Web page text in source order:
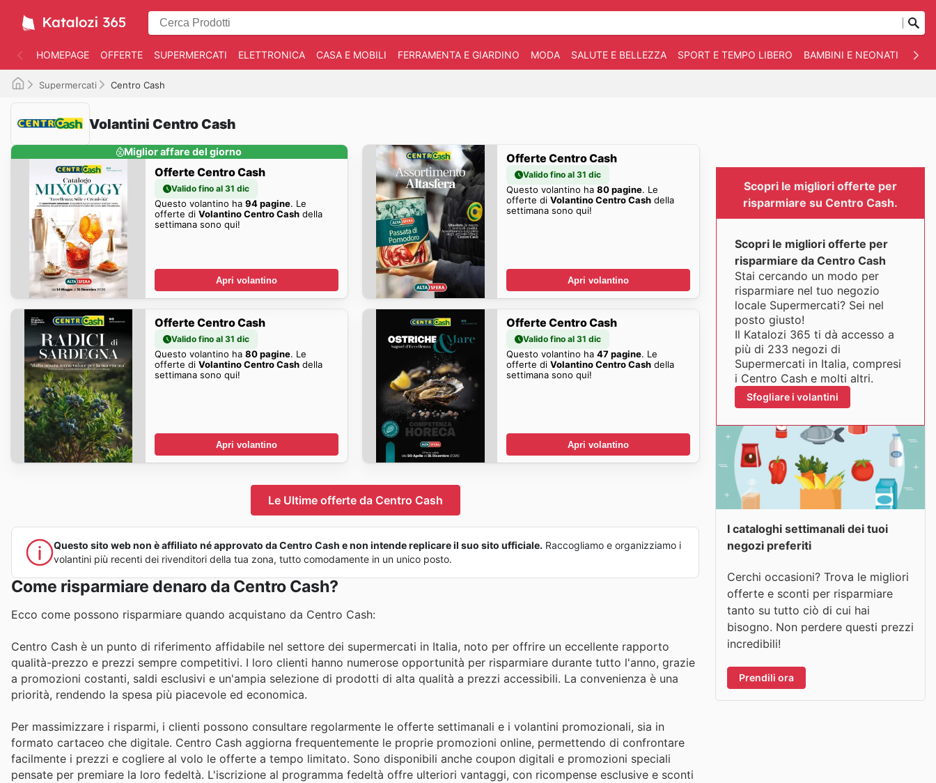
HOMEPAGE OFFERTE SUPERMERCATI ELETTRONICA CASA E MOBILI FERRAMENTA E GIARDINO MODA SALUTE E BELLEZZA SPORT E TEMPO LIBERO BAMBINI E NEONATI
Supermercati Centro Cash
Volantini Centro Cash
Miglior affare del giorno
Offerte Centro Cash
Valido fino al 31 dic
Questo volantino ha 94 pagine. Le
offerte di Volantino Centro Cashdella
settimana sono qui!
Apri volantino
Offerte Centro Cash
Valido fino al 31 dic
Questo volantino ha80 pagine. Le
offerte diVolantino Centro Cash della
settimana sono qui!
Apri volantino
Offerte Centro Cash
Valido fino al 31 dic
Questo volantino ha 80 pagine. Le
offerte di Volantino Centro Cashdella
settimana sono qui!
Apri volantino
Offerte Centro Cash
Valido fino al 31 dic
Questo volantino ha47 pagine. Le
offerte diVolantino Centro Cash della
settimana sono qui!
Apri volantino
Le Ultime offerte da Centro Cash
Questo sito web non è affiliato né approvato da Centro Cash e non intende replicare il suo sito ufficiale. Raccogliamo e organizziamo i
volantini più recenti dei rivenditori della tua zona, tutto comodamente in un unico posto.
Come risparmiare denaro da Centro Cash?
Ecco come possono risparmiare quando acquistano da Centro Cash:
Centro Cash è un punto di riferimento affidabile nel settore dei supermercati in Italia, noto per offrire un eccellente rapporto
qualità-prezzo e prezzi sempre competitivi. I loro clienti hanno numerose opportunità per risparmiare durante tutto l'anno, grazie
a promozioni costanti, saldi esclusivi e un'ampia selezione di prodotti di alta qualità a prezzi accessibili. La convenienza è una
priorità, rendendo la spesa più piacevole ed economica.
Per massimizzare i risparmi, i clienti possono consultare regolarmente le offerte settimanali e i volantini promozionali, sia in
formato cartaceo che digitale. Centro Cash aggiorna frequentemente le proprie promozioni online, permettendo di confrontare
facilmente i prezzi e cogliere al volo le offerte a tempo limitato. Sono disponibili anche coupon digitali e promozioni speciali
pensate per premiare la loro fedeltà. L'iscrizione al programma fedeltà offre ulteriori vantaggi, con ricompense esclusive e sconti
Scopri le migliori offerte per
risparmiare su Centro Cash.
Scopri le migliori offerte per
risparmiare da Centro Cash
Stai cercando un modo per
risparmiare nel tuo negozio
locale Supermercati? Sei nel
posto giusto!
Il Katalozi 365 ti dà accesso a
più di 233 negozi di
Supermercati in Italia, compresi
i Centro Cash e molti altri.
Sfogliare i volantini
I cataloghi settimanali dei tuoi
negozi preferiti
Cerchi occasioni? Trova le migliori
offerte e sconti per risparmiare
tanto su tutto ciò di cui hai
bisogno. Non perdere questi prezzi
incredibili!
Prendili ora